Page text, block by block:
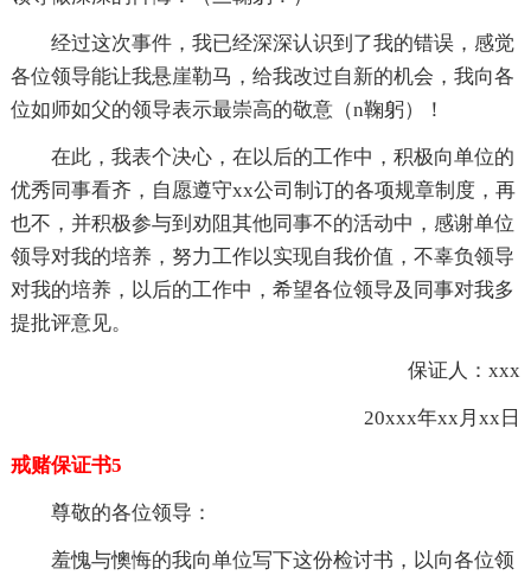
经过这次事件，我已经深深认识到了我的错误，感觉
各位领导能让我悬崖勒马，给我改过自新的机会，我向各
位如师如父的领导表示最崇高的敬意（n鞠躬）！
在此，我表个决心，在以后的工作中，积极向单位的
优秀同事看齐，自愿遵守xx公司制订的各项规章制度，再
也不，并积极参与到劝阻其他同事不的活动中，感谢单位
领导对我的培养，努力工作以实现自我价值，不辜负领导
对我的培养，以后的工作中，希望各位领导及同事对我多
提批评意见。
保证人：xxx
20xxx年xx月xx日
戒赌保证书5
尊敬的各位领导：
羞愧与懊悔的我向单位写下这份检讨书，以向各位领